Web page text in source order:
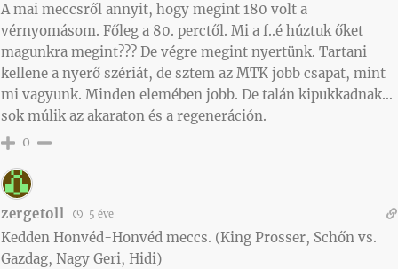
A mai meccsről annyit, hogy megint 180 volt a
vérnyomásom. Főleg a 80. perctől. Mi a f..é húztuk őket
magunkra megint??? De végre megint nyertünk. Tartani
kellene a nyerő szériát, de sztem az MTK jobb csapat, mint
mi vagyunk. Minden elemében jobb. De talán kipukkadnak…
sok múlik az akaraton és a regeneráción.
0
zergetoll 5 éve
Kedden Honvéd-Honvéd meccs. (King Prosser, Schőn vs.
Gazdag, Nagy Geri, Hidi)